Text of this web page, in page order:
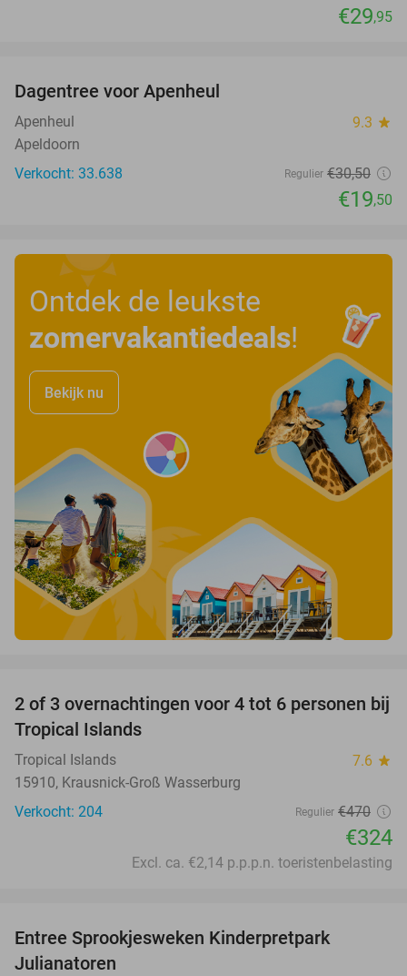
€29,95
Dagentree voor Apenheul
Apenheul 9.3 star
Apeldoorn
Verkocht: 33.638
Regulier €30,50
€19,50
Ontdek de leukste
zomervakantiedeals!
Bekijk nu
31%
2 of 3 overnachtingen voor 4 tot 6 personen bij
Tropical Islands
Tropical Islands 7.6 star
15910, Krausnick-Groß Wasserburg
Verkocht: 204
Regulier €470
€324
Excl. ca. €2,14 p.p.p.n. toeristenbelasting
Entree Sprookjesweken Kinderpretpark
Julianatoren